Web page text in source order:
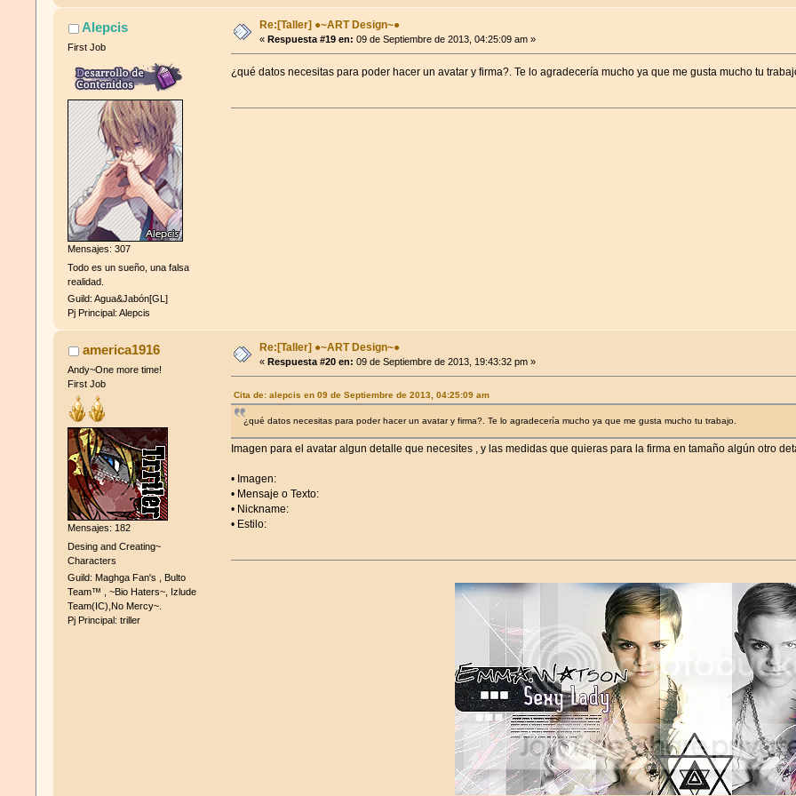
Alepcis
First Job
Mensajes: 307
Todo es un sueño, una falsa
realidad.
Guild: Agua&Jabón[GL]
Pj Principal: Alepcis
Re:[Taller] ●~ART Design~●
«Respuesta #19 en: 09 de Septiembre de 2013, 04:25:09 am »
¿qué datos necesitas para poder hacer un avatar y firma?. Te lo agradecería mucho ya que me gusta mucho tu
america1916
Andy~One more time!
First Job
Mensajes: 182
Desing and Creating~
Characters
Guild: Maghga Fan's , Bulto
Team™ , ~Bio Haters~, Izlude
Team(IC),No Mercy~.
Pj Principal: triller
Re:[Taller] ●~ART Design~●
«Respuesta #20 en: 09 de Septiembre de 2013, 19:43:32 pm »
Cita de: alepcis en 09 de Septiembre de 2013, 04:25:09 am
¿qué datos necesitas para poder hacer un avatar y firma?. Te lo agradecería mucho ya que me gusta mucho tu trabajo.
Imagen para el avatar algun detalle que necesites , y las medidas que quieras para la firma en tamaño algún otro
• Imagen:
• Mensaje o Texto:
• Nickname:
• Estilo: